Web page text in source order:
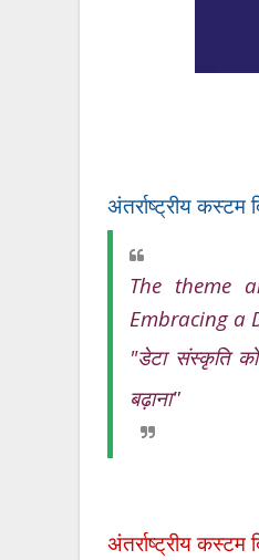
अंतर्राष्ट्रीय कस्टम
The theme
Embracing a
"डेटा संस्कृति
बढ़ाना"
अंतर्राष्ट्रीय कस्टम